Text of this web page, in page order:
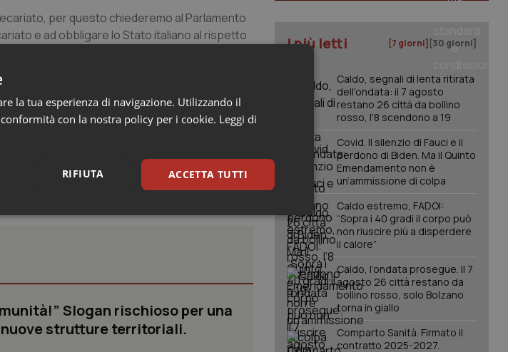
per questo chiederemo al Parlamento
e ad obbligare lo Stato italiano al rispetto
dalla giurisprudenza della Corte di
Slogan rischioso per una
strutture territoriali.
I più letti [7 giorni] [30 giorni]
Caldo, segnali di lenta ritirata
dell'ondata: il 7 agosto
restano 26 città da bollino
rosso, l'8 scendono a 19
Covid. Il silenzio di Fauci e il
perdono di Biden. Ma il Quinto
Emendamento non è
un’ammissione di colpa
Caldo estremo, FADOI:
“Sopra i 40 gradi il corpo può
non riuscire più a disperdere
il calore”
Caldo, l’ondata prosegue. Il 7
agosto 26 città restano da
bollino rosso, solo Bolzano
torna in giallo
Comparto Sanità. Firmato il
contratto 2025-2027.
la tua esperienza di navigazione. Utilizzando il
con la nostra policy per i cookie. Leggi di
ACCETTA TUTTI
RIFIUTA
Statistici Marketing
Statistici Marketing